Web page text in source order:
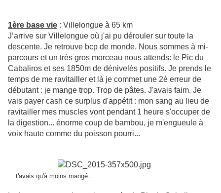
1ère base vie : Villelongue à 65 km
J’arrive sur Villelongue où j'ai pu dérouler sur toute la
descente. Je retrouve bcp de monde. Nous sommes à mi-
parcours et un très gros morceau nous attends: le Pic du
Cabaliros et ses 1850m de dénivelés positifs. Je prends le
temps de me ravitailler et là je commet une 2è erreur de
débutant : je mange trop. Trop de pâtes. J'avais faim. Je
vais payer cash ce surplus d'appétit : mon sang au lieu de
ravitailler mes muscles vont pendant 1 heure s'occuper de
la digestion... énorme coup de bambou, je m'engueule à
voix haute comme du poisson pourri...
t'avais qu'à moins mangé...